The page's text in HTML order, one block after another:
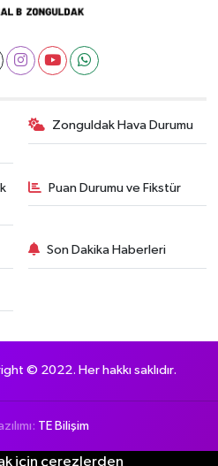
Zonguldak Hava Durumu
Puan Durumu ve Fikstür
Son Dakika Haberleri
© 2022. Her hakkı saklıdır.
TE Bilişim
için çerezlerden